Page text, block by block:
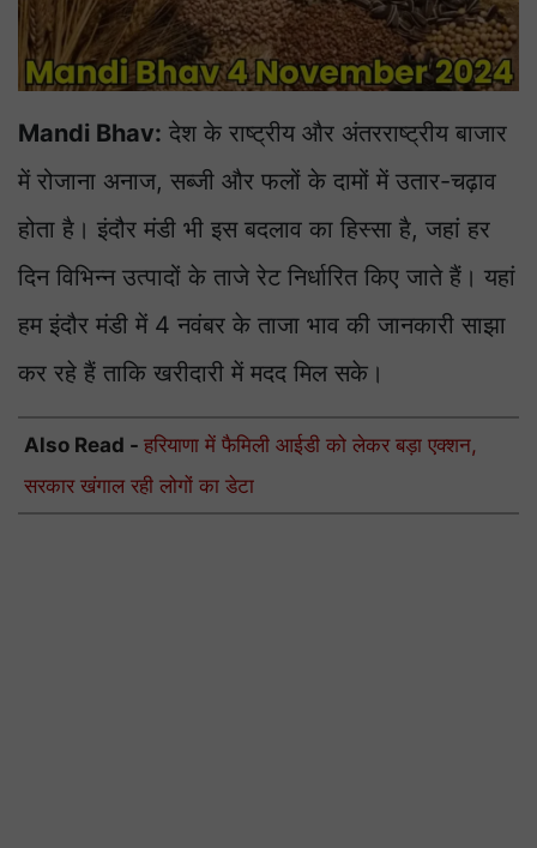
Mandi Bhav: देश के राष्ट्रीय और अंतरराष्ट्रीय बाजार
में रोजाना अनाज, सब्जी और फलों के दामों में उतार-चढ़ाव
होता है। इंदौर मंडी भी इस बदलाव का हिस्सा है, जहां हर
दिन विभिन्न उत्पादों के ताजे रेट निर्धारित किए जाते हैं। यहां
हम इंदौर मंडी में 4 नवंबर के ताजा भाव की जानकारी साझा
कर रहे हैं ताकि खरीदारी में मदद मिल सके।
Also Read - हरियाणा में फैमिली आईडी को लेकर बड़ा एक्शन,
सरकार खंगाल रही लोगों का डेटा